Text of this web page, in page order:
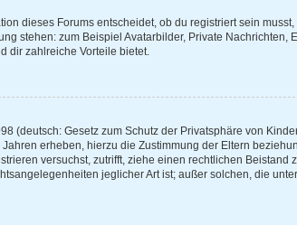
dieses Forums entscheidet, ob du registriert sein
stehen: zum Beispiel Avatarbilder, Private
dir zahlreiche Vorteile bietet.
(deutsch: Gesetz zum Schutz der Privatsphäre von
erheben, hierzu die Zustimmung der Eltern
versuchst, zutrifft, ziehe einen rechtlichen
jeglicher Art ist; außer solchen, die